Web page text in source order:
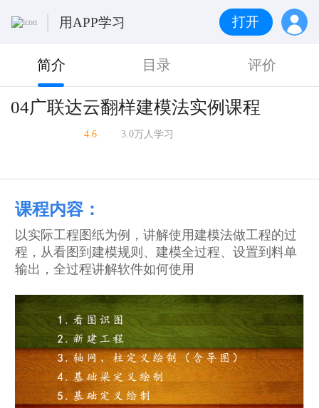
用APP学习 打开
简介 目录 评价
04广联达云翻样建模法实例课程
4.6 3.0万人学习
课程内容：
以实际工程图纸为例，讲解使用建模法做工程的过
程，从看图到建模规则、建模全过程、设置到料单
输出，全过程讲解软件如何使用